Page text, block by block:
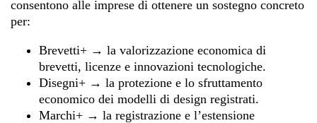
consentono alle imprese di ottenere un sostegno concreto
per:
Brevetti+ → la valorizzazione economica di
brevetti, licenze e innovazioni tecnologiche.
Disegni+ → la protezione e lo sfruttamento
economico dei modelli di design registrati.
Marchi+ → la registrazione e l’estensione